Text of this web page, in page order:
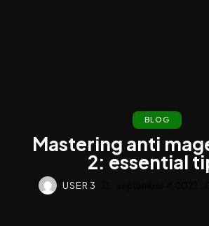
BLOG
Mastering anti
2: essential
USER 3